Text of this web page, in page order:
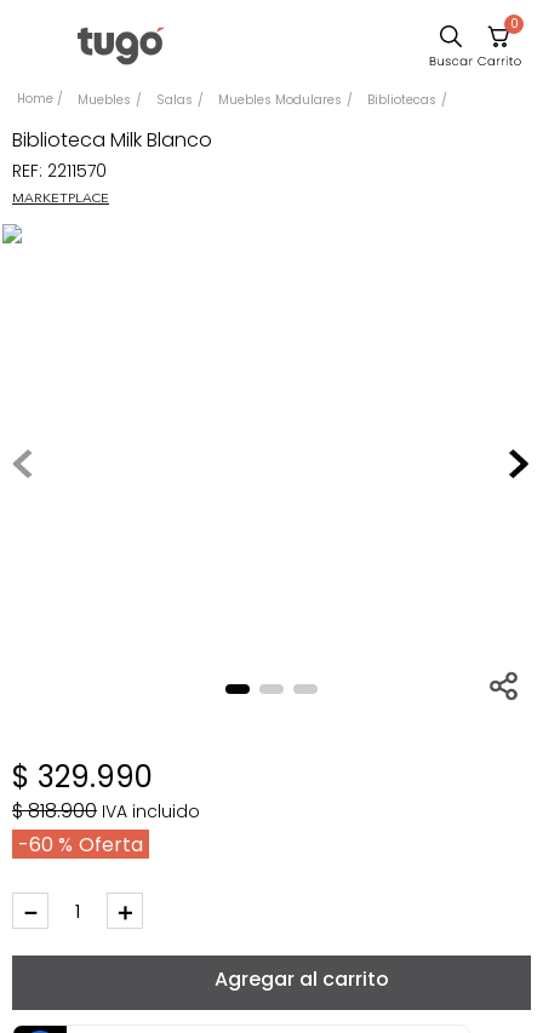
0
Muebles Salas Muebles Modulares Bibliotecas
Biblioteca Milk Blanco
REF: 2211570
MARKETPLACE
$ 329.990
$818.900 IVA incluido
60 %
＋
－
Agregar al carrito
Comedor
Silla